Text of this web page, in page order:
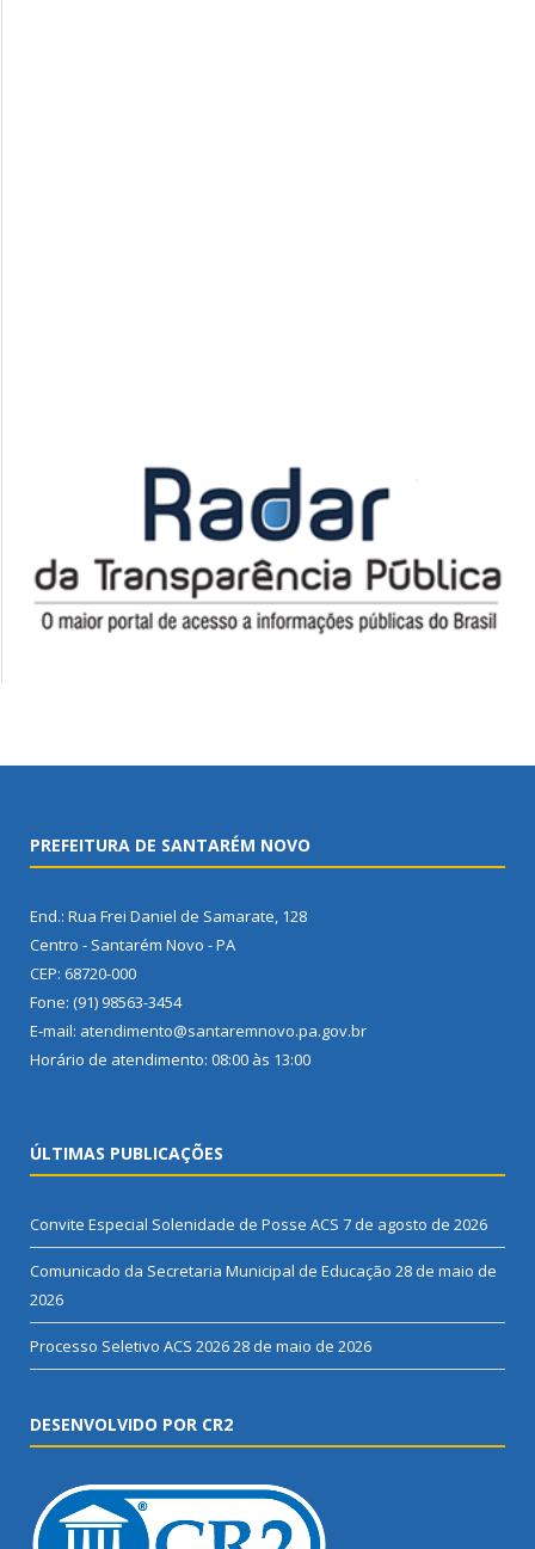
PREFEITURA DE SANTARÉM NOVO
End.: Rua Frei Daniel de Samarate, 128
Centro - Santarém Novo - PA
CEP: 68720-000
Fone: (91) 98563-3454
E-mail: atendimento@santaremnovo.pa.gov.br
Horário de atendimento: 08:00 às 13:00
ÚLTIMAS PUBLICAÇÕES
Convite Especial Solenidade de Posse ACS 7 de agosto de 2026
Comunicado da Secretaria Municipal de Educação 28 de maio de
2026
Processo Seletivo ACS 202628 de maio de 2026
DESENVOLVIDO POR CR2